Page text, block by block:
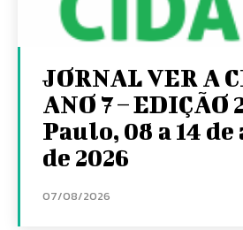
JORNAL VER A
ANO 7 – EDIÇÃO
Paulo, 08 a 14 de
de 2026
07/08/2026